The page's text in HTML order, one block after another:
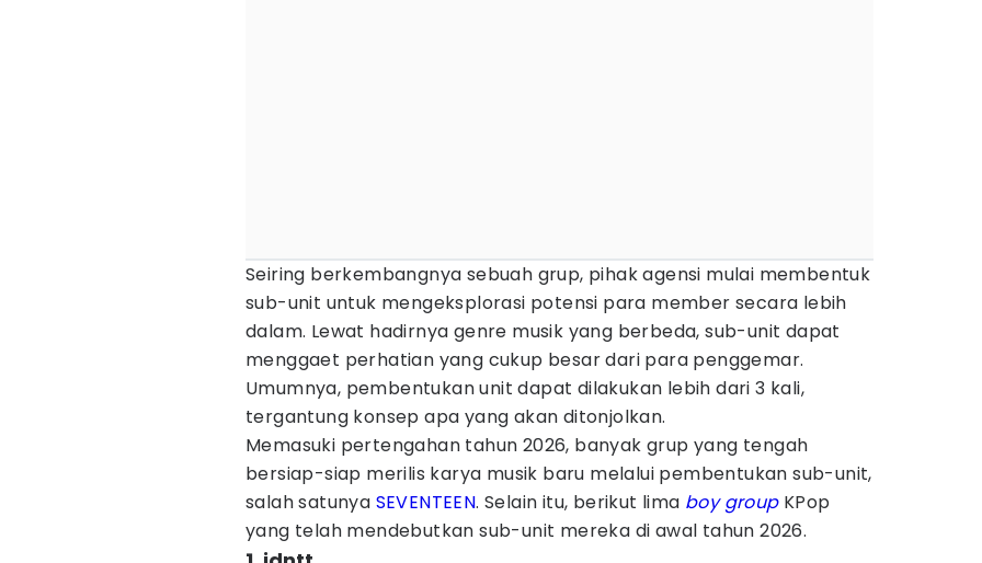
Seiring berkembangnya sebuah grup, pihak agensi mulai membentuk
sub-unit untuk mengeksplorasi potensi para member secara lebih
dalam. Lewat hadirnya genre musik yang berbeda, sub-unit dapat
menggaet perhatian yang cukup besar dari para penggemar.
Umumnya, pembentukan unit dapat dilakukan lebih dari 3 kali,
tergantung konsep apa yang akan ditonjolkan.
Memasuki pertengahan tahun 2026, banyak grup yang tengah
bersiap-siap merilis karya musik baru melalui pembentukan sub-unit,
salah satunya SEVENTEEN. Selain itu, berikut lima boy group KPop
yang telah mendebutkan sub-unit mereka di awal tahun 2026.